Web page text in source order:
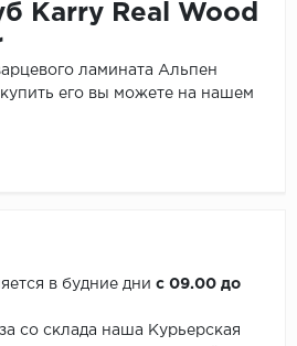
Karry Real Wood
ламината Альпен
его вы можете на нашем
в будние дни с 09.00 до
со склада наша Курьерская